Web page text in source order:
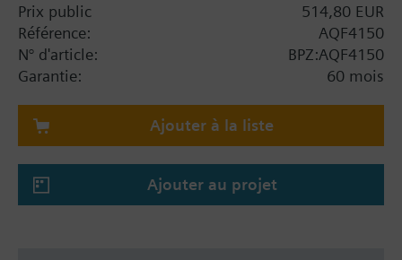
Prix public
514,80 EUR
Référence:
AQF4150
N° d'article:
BPZ:AQF4150
Garantie:
60 mois
Ajouter à la liste
Ajouter au projet